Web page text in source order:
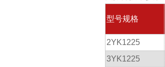
型号规格
2YK1225
3YK1225